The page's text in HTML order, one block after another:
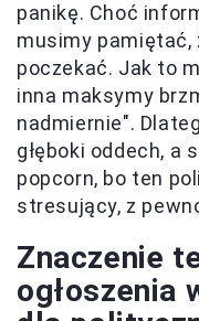
panikę. Choć
musimy pamiętać,
poczekać. Jak to
inna maksymy
nadmiernie".
głęboki oddech, a
popcorn, bo ten
stresujący, z
Znaczenie
ogłoszenia